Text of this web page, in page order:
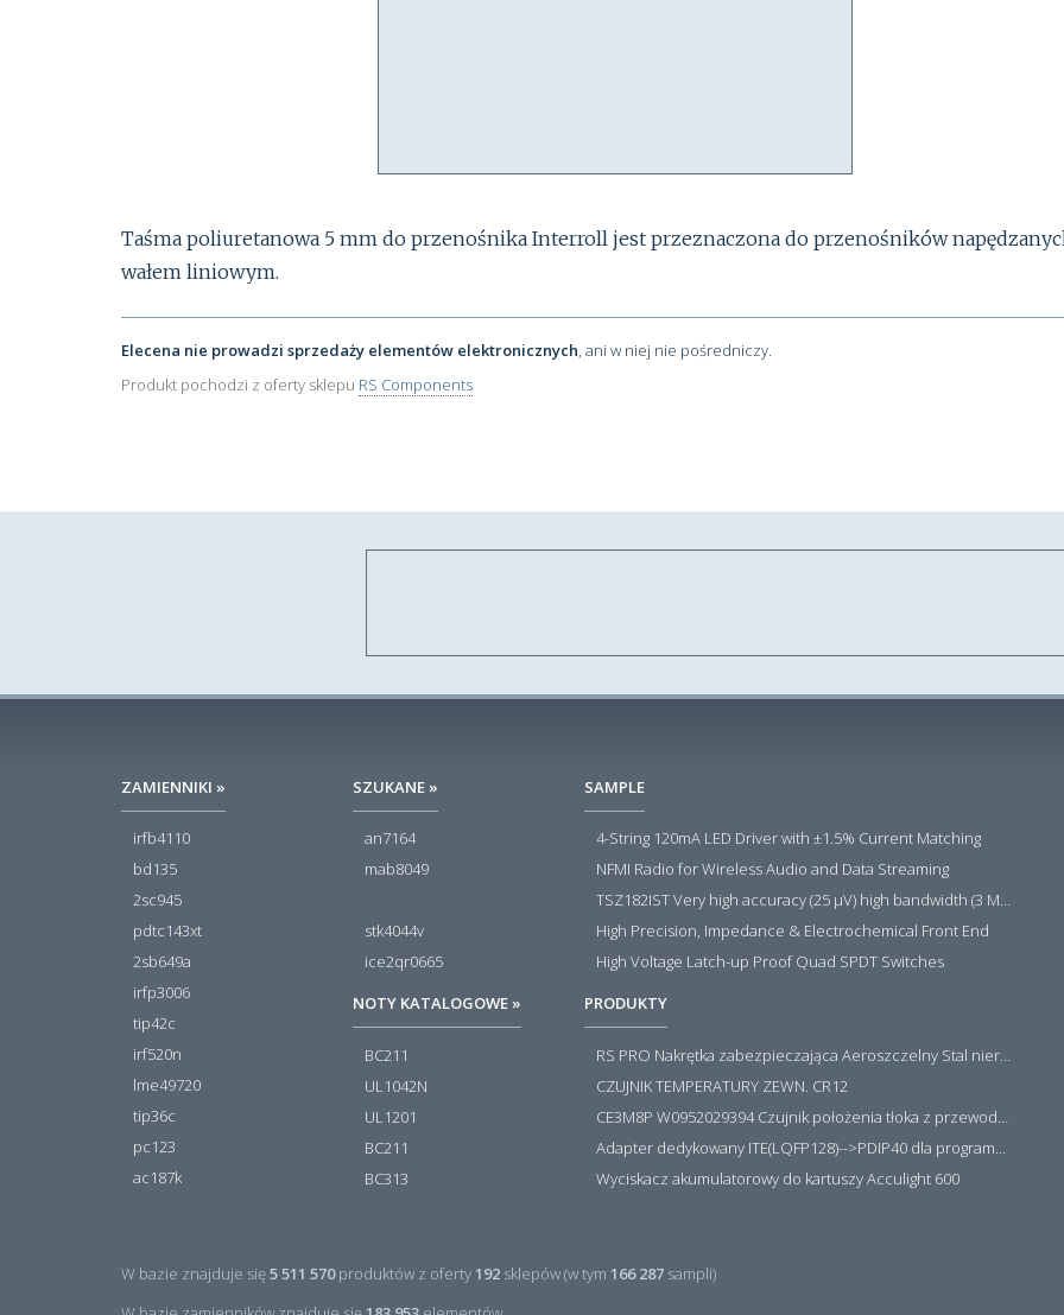
Taśma poliuretanowa 5 mm do przenośnika Interroll jest przeznaczona do przenośników
wałem liniowym.
Elecena nie prowadzi sprzedaży elementów elektronicznych, ani w niej nie pośredniczy.
Produkt pochodzi z oferty sklepu RS Components
ZAMIENNIKI »
irfb4110
bd135
2sc945
pdtc143xt
2sb649a
irfp3006
tip42c
irf520n
lme49720
tip36c
pc123
ac187k
SZUKANE »
an7164
mab8049
stk4044v
ice2qr0665
NOTY KATALOGOWE »
BC211
UL1042N
UL1201
BC211
BC313
SAMPLE
4-String 120mA LED Driver with ±1.5% Current Matching
NFMI Radio for Wireless Audio and Data Streaming
TSZ182IST Very high accuracy (25 µV) high bandwidth (3 MHz) zero drift 5 V operational amplifiers
High Precision, Impedance & Electrochemical Front End
High Voltage Latch-up Proof Quad SPDT Switches
PRODUKTY
CZUJNIK TEMPERATURY ZEWN. CR12
Wyciskacz akumulatorowy do kartuszy Acculight 600
W bazie znajduje się5 511 570produktów z oferty 192 sklepów (w tym 166 287 sampli)